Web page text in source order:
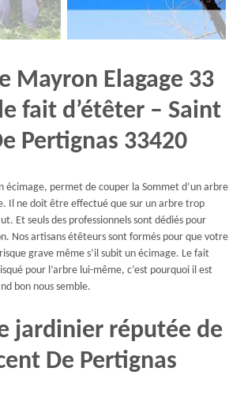
Mayron Elagage 33
fait d’étêter – Saint
Pertignas 33420
écimage, permet de couper la Sommet d’un arbre
Il ne doit être effectué que sur un arbre trop
Et seuls des professionnels sont dédiés pour
Nos artisans étêteurs sont formés pour que votre
grave même s’il subit un écimage. Le fait
pour l’arbre lui-même, c’est pourquoi il est
bon nous semble.
jardinier réputée de
De Pertignas